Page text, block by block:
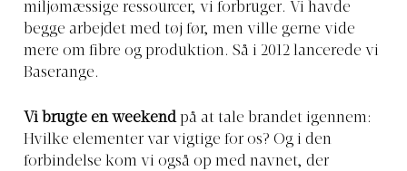
miljømæssige ressourcer, vi forbruger. Vi havde
begge arbejdet med tøj før, men ville gerne vide
mere om fibre og produktion. Så i 2012 lancerede vi
Baserange.
Vi brugte en weekendpå at tale brandet igennem:
Hvilke elementer var vigtige for os? Og i den
forbindelse kom vi også op med navnet, der